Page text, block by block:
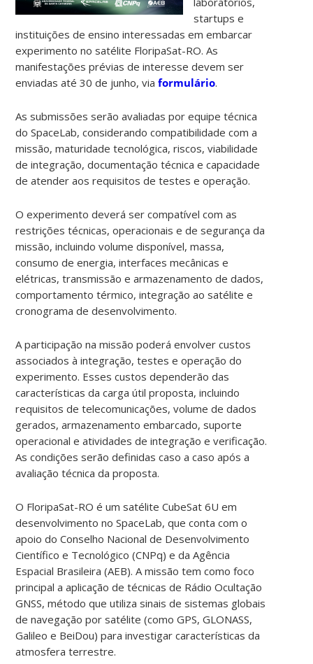
startups e
instituições de ensino interessadas em embarcar
experimento no satélite FloripaSat-RO. As
manifestações prévias de interesse devem ser
enviadas até 30 de junho, viaformulário.
As submissões serão avaliadas por equipe técnica
do SpaceLab, considerando compatibilidade com a
missão, maturidade tecnológica, riscos, viabilidade
de integração, documentação técnica e capacidade
de atender aos requisitos de testes e operação.
O experimento deverá ser compatível com as
restrições técnicas, operacionais e de segurança da
missão, incluindo volume disponível, massa,
consumo de energia, interfaces mecânicas e
elétricas, transmissão e armazenamento de dados,
comportamento térmico, integração ao satélite e
cronograma de desenvolvimento.
A participação na missão poderá envolver custos
associados à integração, testes e operação do
experimento. Esses custos dependerão das
características da carga útil proposta, incluindo
requisitos de telecomunicações, volume de dados
gerados, armazenamento embarcado, suporte
operacional e atividades de integração e verificação.
As condições serão definidas caso a caso após a
avaliação técnica da proposta.
O FloripaSat-RO é um satélite CubeSat 6U em
desenvolvimento no SpaceLab, que conta com o
apoio do Conselho Nacional de Desenvolvimento
Científico e Tecnológico (CNPq) e da Agência
Espacial Brasileira (AEB). A missão tem como foco
principal a aplicação de técnicas de Rádio Ocultação
GNSS, método que utiliza sinais de sistemas globais
de navegação por satélite (como GPS, GLONASS,
Galileo e BeiDou) para investigar características da
atmosfera terrestre.